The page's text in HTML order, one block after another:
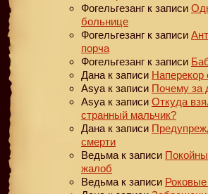
Фогельгезанг к записи
больнице
Фогельгезанг к записи
порча
Фогельгезанг к записи
Дана к записи Наперекор
Asya к записи Почему за
Asya к записи Откуда
странный мальчик?
Дана к записи
смерти
Ведьма к записи
жалоб
Ведьма к записи